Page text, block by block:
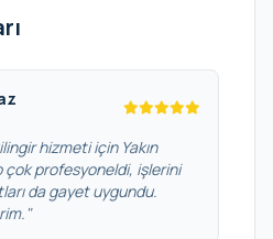
hizmeti için Yakın
çok profesyoneldi, işlerini
da gayet uygundu.